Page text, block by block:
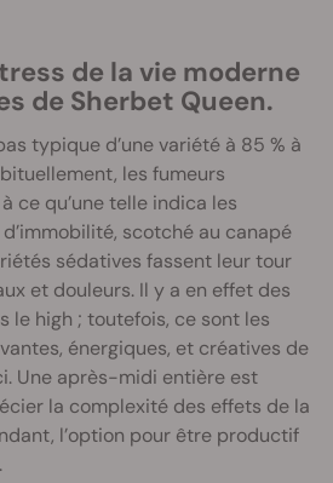
de la vie moderne
de Sherbet Queen.
typique d’une variété à 85 % à
les fumeurs
ce qu’une telle indica les
scotché au canapé
sédatives fassent leur tour
et douleurs. Il y a en effet des
le high ; toutefois, ce sont les
énergiques, et créatives de
Une après-midi entière est
la complexité des effets de la
l’option pour être productif